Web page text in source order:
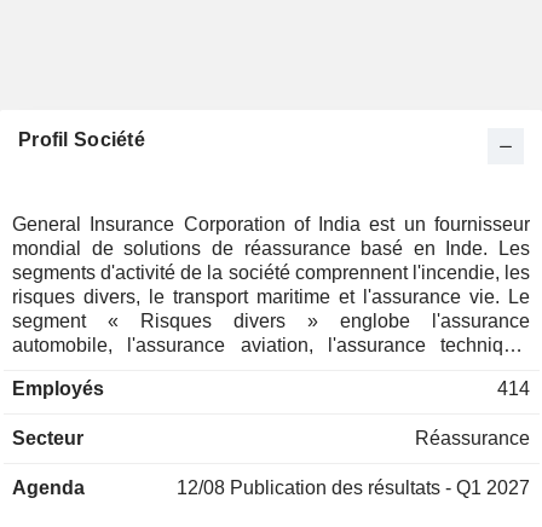
Profil Société
General Insurance Corporation of India est un fournisseur
mondial de solutions de réassurance basé en Inde. Les
segments d'activité de la société comprennent l'incendie, les
risques divers, le transport maritime et l'assurance vie. Le
segment « Risques divers » englobe l'assurance
automobile, l'assurance aviation, l'assurance technique,
civile. Accidents corporels, santé, agriculture, autres risques
transport de marchandises et les coques de navires. Sur le
aux compagnies d’assurance générale directe présentes sur
Employés 414
Secteur Réassurance
Agenda 12/08 Publication des résultats - Q1 2027